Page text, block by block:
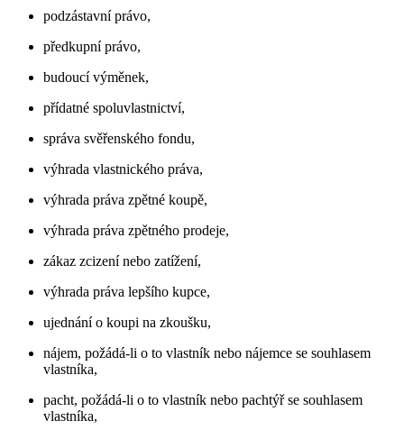
podzástavní právo,
předkupní právo,
budoucí výměnek,
přídatné spoluvlastnictví,
správa svěřenského fondu,
výhrada vlastnického práva,
výhrada práva zpětné koupě,
výhrada práva zpětného prodeje,
zákaz zcizení nebo zatížení,
výhrada práva lepšího kupce,
ujednání o koupi na zkoušku,
nájem, požádá-li o to vlastník nebo nájemce se souhlasem
vlastníka,
pacht, požádá-li o to vlastník nebo pachtýř se souhlasem
vlastníka,